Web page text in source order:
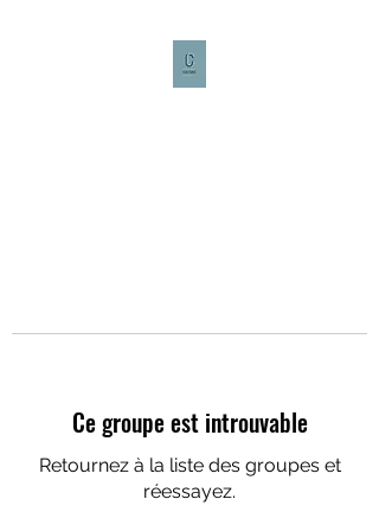
Ce groupe est introuvable
Retournez à la liste des groupes et
réessayez.